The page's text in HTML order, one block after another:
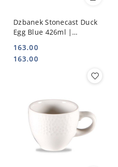
Dzbanek Stonecast Duck
Egg Blue 426ml |
Cena:
163.00
Cena:
163.00